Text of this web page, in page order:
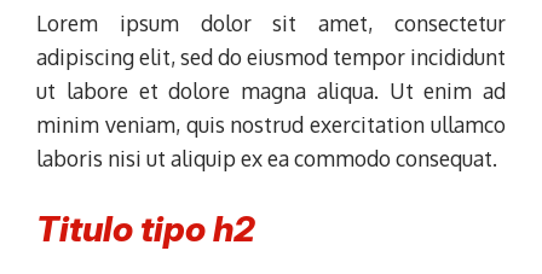
Lorem ipsum dolor sit amet, consectetur
adipiscing elit, sed do eiusmod tempor incididunt
ut labore et dolore magna aliqua. Ut enim ad
minim veniam, quis nostrud exercitation ullamco
laboris nisi ut aliquip ex ea commodo consequat.
Titulo tipo h2